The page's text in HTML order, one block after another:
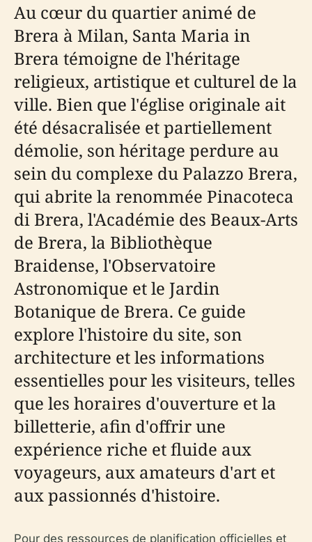
Au cœur du quartier animé de
Brera à Milan, Santa Maria in
Brera témoigne de l'héritage
religieux, artistique et culturel de la
ville. Bien que l'église originale ait
été désacralisée et partiellement
démolie, son héritage perdure au
sein du complexe du Palazzo Brera,
qui abrite la renommée Pinacoteca
di Brera, l'Académie des Beaux-Arts
de Brera, la Bibliothèque
Braidense, l'Observatoire
Astronomique et le Jardin
Botanique de Brera. Ce guide
explore l'histoire du site, son
architecture et les informations
essentielles pour les visiteurs, telles
que les horaires d'ouverture et la
billetterie, afin d'offrir une
expérience riche et fluide aux
voyageurs, aux amateurs d'art et
aux passionnés d'histoire.
Pour des ressources de planification officielles et